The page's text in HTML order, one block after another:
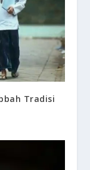
Tradisi